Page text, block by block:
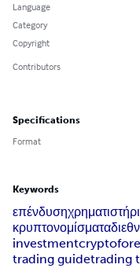
Language
Category
Copyright
Contributors
Specifications
Format
Keywords
επένδυση
κρυπτονομίσματα
investmentcrypto
trading guidetrading